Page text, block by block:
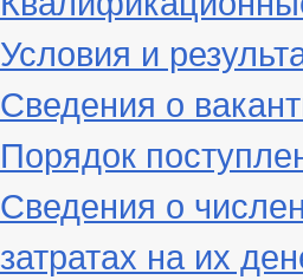
Условия и
Сведения о
Порядок
Сведения о
затратах на их